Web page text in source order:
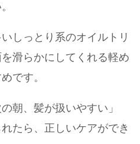
しっとり系のオイルトリ
滑らかにしてくれる軽め
です。
朝、髪が扱いやすい」
たら、正しいケアができ